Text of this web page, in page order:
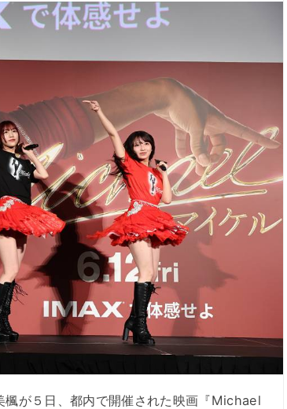
が５日、都内で開催された映画『Michael